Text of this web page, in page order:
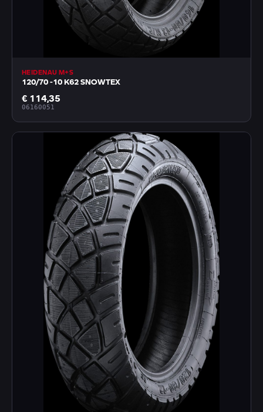
HEIDENAU M+S
120/70 -10 K62 SNOWTEX
€ 114,35
06160051